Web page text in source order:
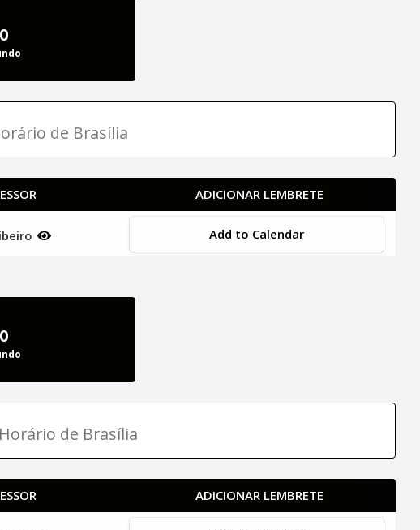
de Brasília
ADICIONAR LEMBRETE
Add to Calendar
Horário de Brasília
ADICIONAR LEMBRETE